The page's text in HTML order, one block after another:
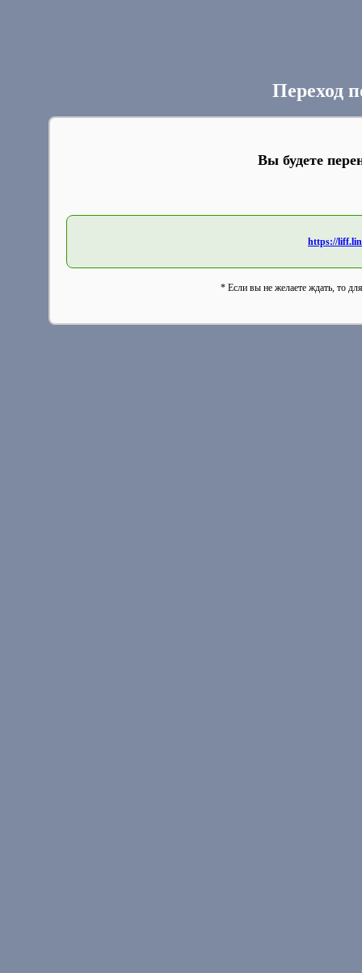
Переход
Вы будете
https://
* Если вы не желаете ждать, то